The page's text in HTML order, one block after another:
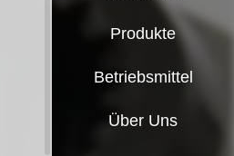
Produkte
Betriebsmittel
Über Uns